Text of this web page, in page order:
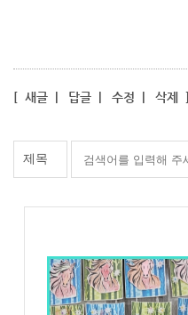
[ 새글| 답글| 수정 삭제 ]